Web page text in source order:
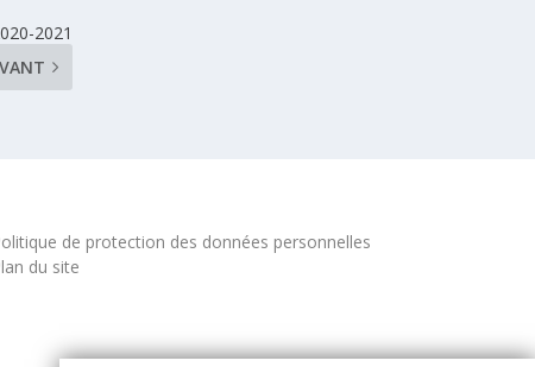
2021
de protection des données personnelles
du site